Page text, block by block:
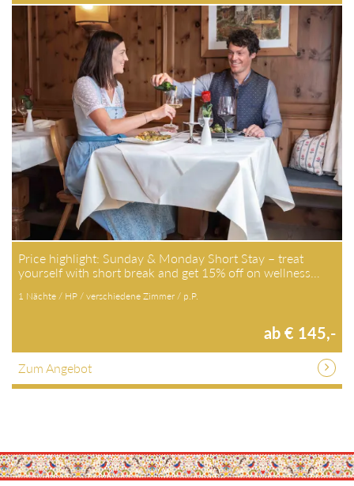
Price highlight: Sunday & Monday Short Stay – treat yourself
with short break and get 15% off on wellness…
1 Nächte / HP / verschiedene Zimmer / p.P.
Zum Angebot